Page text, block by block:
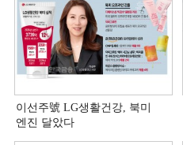
이선주號 LG생활건강, 북미
엔진 달았다